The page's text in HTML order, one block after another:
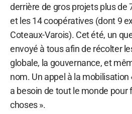
derrière de gros projets plus de
et les 14 coopératives (dont 9
Coteaux-Varois). Cet été, un
envoyé à tous afin de récolter
globale, la gouvernance, et
nom. Un appel à la mobilisation
a besoin de tout le monde pour
choses ».